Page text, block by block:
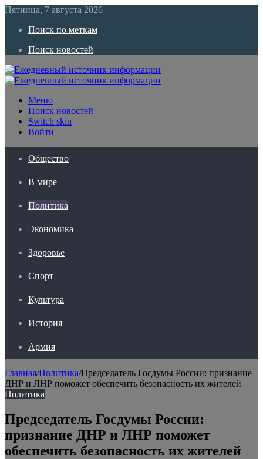
Пятница, 7 августа 2026
Поиск по меткам
Поиск новостей
Меню
Поиск новостей
Switch skin
Войти
Общество
В мире
Политика
Экономика
Здоровье
Спорт
Культура
История
Армия
Главная/Политика/Председатель Госдумы России: признание
ДНР и ЛНР поможет обеспечить безопасность их жителей
Политика
Председатель Госдумы России:
признание ДНР и ЛНР поможет
обеспечить безопасность их жителей